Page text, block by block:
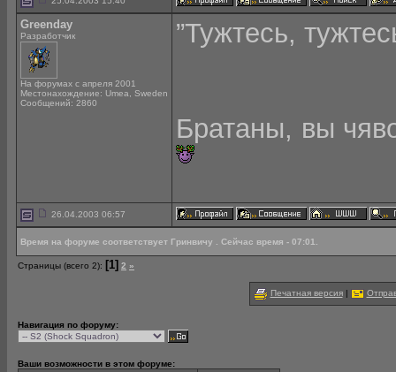
Greenday
Разработчик
На форумах с апреля 2001
Местонахождение: Umea, Sweden
Сообщений: 2860
”Тужтесь,
Братаны, вы
26.04.2003 06:57
Время на форуме соответствует Гринвичу . Сейчас время - 07:01.
Страницы (всего 2): [1] 2 »
Печатная версия|
Навигация по форуму:
Ваши возможности в этом форуме: